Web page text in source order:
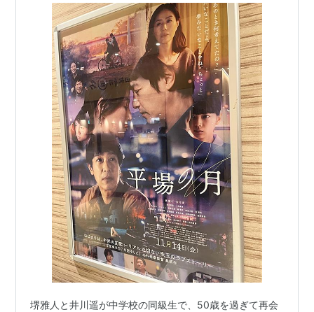
堺雅人と井川遥が中学校の同級生で、50歳を過ぎて再会